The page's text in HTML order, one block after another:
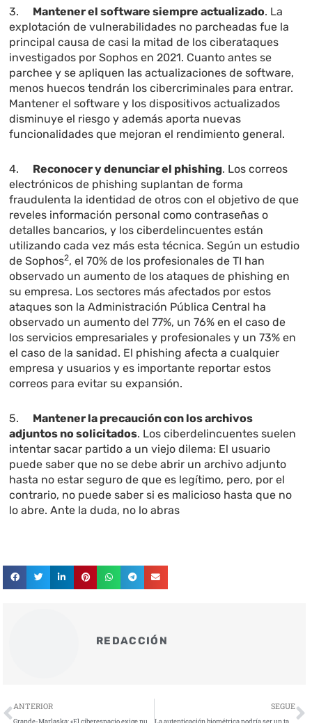
3. Mantener el software siempre actualizado. La
explotación de vulnerabilidades no parcheadas fue la
principal causa de casi la mitad de los ciberataques
investigados por Sophos en 2021. Cuanto antes se
parchee y se apliquen las actualizaciones de software,
menos huecos tendrán los cibercriminales para entrar.
Mantener el software y los dispositivos actualizados
disminuye el riesgo y además aporta nuevas
funcionalidades que mejoran el rendimiento general.
4. Reconocer y denunciar el phishing. Los correos
electrónicos de phishing suplantan de forma
fraudulenta la identidad de otros con el objetivo de que
reveles información personal como contraseñas o
detalles bancarios, y los ciberdelincuentes están
utilizando cada vez más esta técnica. Según un estudio
de Sophos2, el 70% de los profesionales de TI han
observado un aumento de los ataques de phishing en
su empresa. Los sectores más afectados por estos
ataques son la Administración Pública Central ha
observado un aumento del 77%, un 76% en el caso de
los servicios empresariales y profesionales y un 73% en
el caso de la sanidad. El phishing afecta a cualquier
empresa y usuarios y es importante reportar estos
correos para evitar su expansión.
5. Mantener la precaución con los archivos
adjuntos no solicitados. Los ciberdelincuentes suelen
intentar sacar partido a un viejo dilema: El usuario
puede saber que no se debe abrir un archivo adjunto
hasta no estar seguro de que es legítimo, pero, por el
contrario, no puede saber si es malicioso hasta que no
lo abre. Ante la duda, no lo abras
REDACCIÓN
Ant
ANTERIOR SEGUE